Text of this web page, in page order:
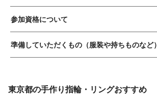
参加資格について
準備していただくもの（服装や持ちものなど）
東京都の手作り指輪・リングおすすめ